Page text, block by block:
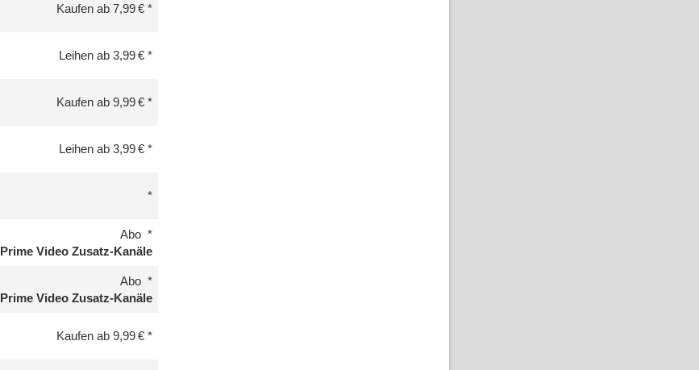
Kaufen ab 7,99 €
Leihen ab 3,99 €
Kaufen ab 9,99 €
Leihen ab 3,99 €
Abo
Prime Video Zusatz-Kanäle
Abo
Prime Video Zusatz-Kanäle
Kaufen ab 9,99 €